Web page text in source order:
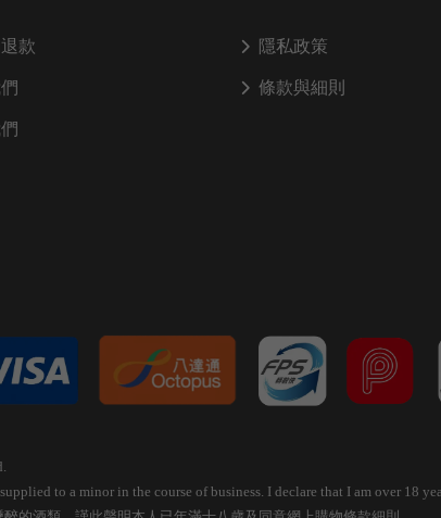
款 隱私政策
條款與細則
to a minor in the course of business. I declare that I am over 18